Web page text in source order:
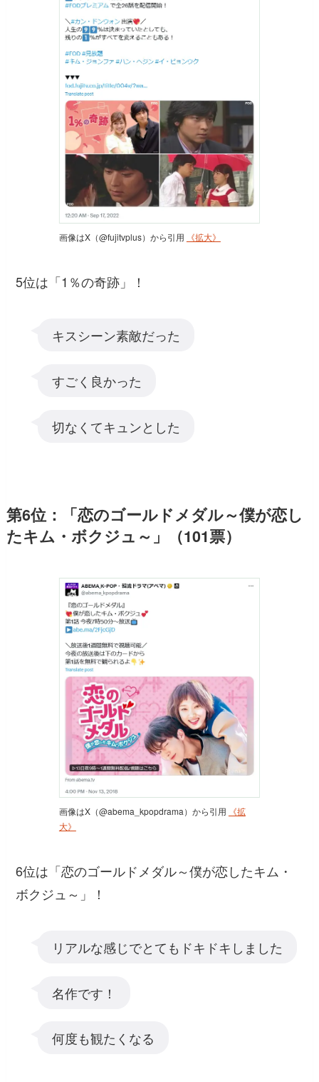
画像はX（@fujitvplus）から引用 《拡大》
5位は「1％の奇跡」！
キスシーン素敵だった
すごく良かった
切なくてキュンとした
第6位：「恋のゴールドメダル～僕が恋し
たキム・ボクジュ～」（101票）
画像はX（@abema_kpopdrama）から引用
《拡
大》
6位は「恋のゴールドメダル～僕が恋したキム・
ボクジュ～」！
リアルな感じでとてもドキドキしました
名作です！
何度も観たくなる